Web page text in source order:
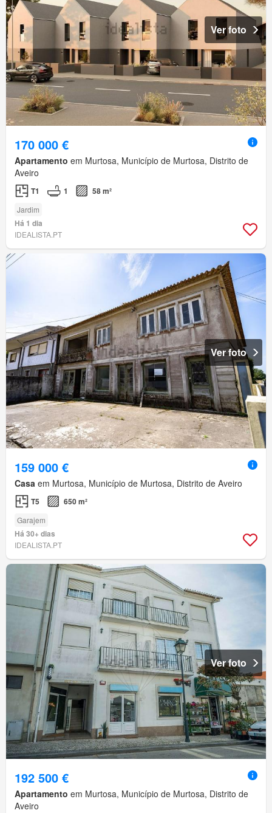
Ver foto
170 000 €
Apartamento em Murtosa, Município de Murtosa, Distrito de
Aveiro
T1 1 58 m²
Jardim
Há 1 dia
IDEALISTA.PT
Ver foto
159 000 €
Casa em Murtosa, Município de Murtosa, Distrito de Aveiro
T5 650 m²
Garajem
Há 30+ dias
IDEALISTA.PT
Ver foto
192 500 €
Apartamento em Murtosa, Município de Murtosa, Distrito de
Aveiro